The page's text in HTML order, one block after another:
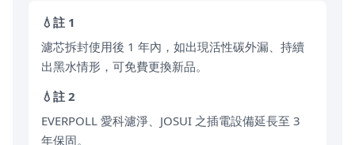
註 1
濾芯拆封使用後 1 年內，如出現活性碳外漏、持續
出黑水情形，可免費更換新品。
註 2
EVERPOLL 愛科濾淨、JOSUI 之插電設備延長至 3
年保固。